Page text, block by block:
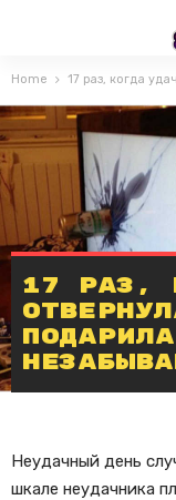
Home 17 раз, когда
17 раз,
Неудачный день
шкале неудачника